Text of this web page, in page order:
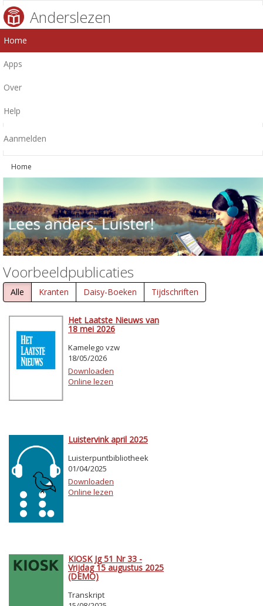
Anderslezen
Home
Apps
Over
Help
Aanmelden
Home
Voorbeeldpublicaties
Alle Kranten Daisy-Boeken Tijdschriften
Het Laatste Nieuws van
18 mei 2026
Kamelego vzw
18/05/2026
Downloaden
Online lezen
Luistervink april 2025
Luisterpuntbibliotheek
01/04/2025
Downloaden
Online lezen
KIOSK Jg 51 Nr 33 -
Vrijdag 15 augustus 2025
(DEMO)
Transkript